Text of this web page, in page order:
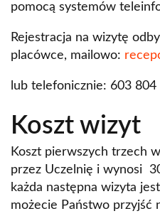
pomocą systemów
Rejestracja na wizytę
placówce, mailowo:
lub telefonicznie: 603
Koszt wizyt
Koszt pierwszych trzech
przez Uczelnię i wynosi
każda następna wizyta
możecie Państwo przyjść